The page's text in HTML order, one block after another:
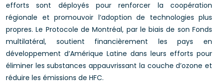
efforts sont déployés pour renforcer la coopération
régionale et promouvoir l’adoption de technologies plus
propres. Le Protocole de Montréal, par le biais de son Fonds
multilatéral, soutient financièrement les pays en
développement d’Amérique Latine dans leurs efforts pour
éliminer les substances appauvrissant la couche d’ozone et
réduire les émissions de HFC.